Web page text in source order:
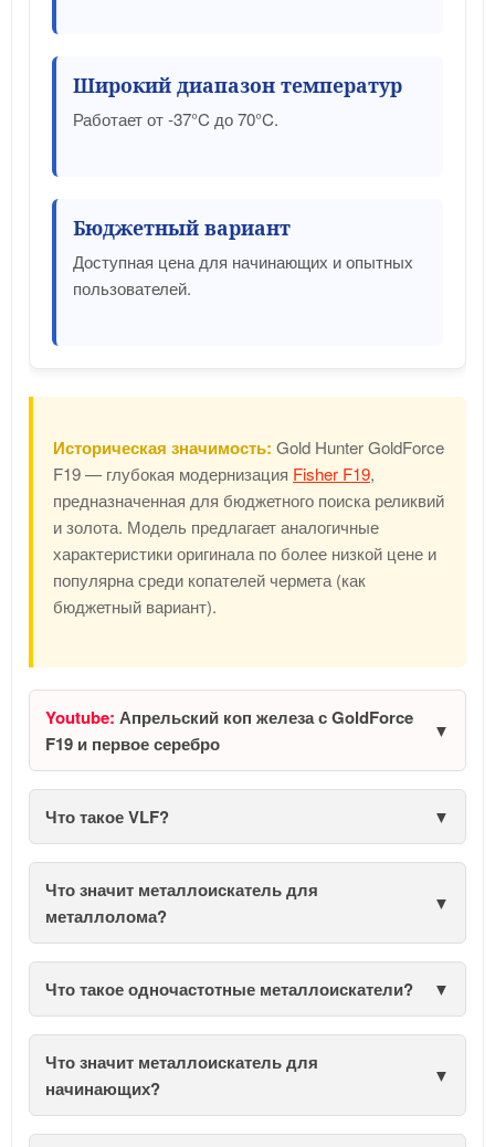
Широкий диапазон температур
Работает от -37°C до 70°C.
Бюджетный вариант
Доступная цена для начинающих и опытных
пользователей.
Историческая значимость: Gold Hunter GoldForce
F19 — глубокая модернизация Fisher F19,
предназначенная для бюджетного поиска реликвий
и золота. Модель предлагает аналогичные
характеристики оригинала по более низкой цене и
популярна среди копателей чермета (как
бюджетный вариант).
Youtube: Апрельский коп железа с GoldForce
F19 и первое серебро
Что такое VLF?
Что значит металлоискатель для
металлолома?
Что такое одночастотные металлоискатели?
Что значит металлоискатель для
начинающих?